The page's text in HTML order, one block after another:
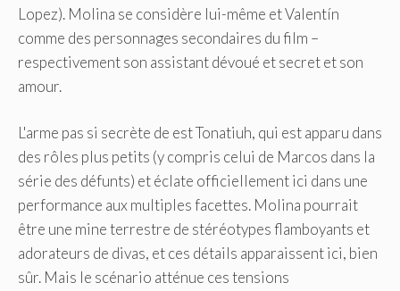
Lopez). Molina se considère lui-même et Valentín
comme des personnages secondaires du film –
respectivement son assistant dévoué et secret et son
amour.
L'arme pas si secrète de est Tonatiuh, qui est apparu dans
des rôles plus petits (y compris celui de Marcos dans la
série des défunts) et éclate officiellement ici dans une
performance aux multiples facettes. Molina pourrait
être une mine terrestre de stéréotypes flamboyants et
adorateurs de divas, et ces détails apparaissent ici, bien
sûr. Mais le scénario atténue ces tensions